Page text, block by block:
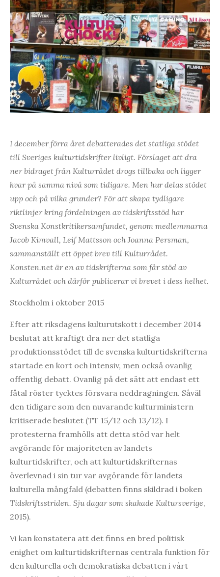
I december förra året debatterades det statliga stödet
till Sveriges kulturtidskrifter livligt. Förslaget att dra
ner bidraget från Kulturrådet drogs tillbaka och ligger
kvar på samma nivå som tidigare. Men hur delas stödet
upp och på vilka grunder? För att skapa tydligare
riktlinjer kring fördelningen av tidskriftsstöd har
Svenska Konstkritikersamfundet, genom medlemmarna
Jacob Kimvall, Leif Mattsson och Joanna Persman,
sammanställt ett öppet brev till Kulturrådet.
Konsten.net är en av tidskrifterna som får stöd av
Kulturrådet och därför publicerar vi brevet i dess helhet.
Stockholm i oktober 2015
Efter att riksdagens kulturutskott i december 2014
beslutat att kraftigt dra ner det statliga
produktionsstödet till de svenska kulturtidskrifterna
startade en kort och intensiv, men också ovanlig
offentlig debatt. Ovanlig på det sätt att endast ett
fåtal röster tycktes försvara neddragningen. Såväl
den tidigare som den nuvarande kulturministern
kritiserade beslutet (TT 15/12 och 13/12). I
protesterna framhölls att detta stöd var helt
avgörande för majoriteten av landets
kulturtidskrifter, och att kulturtidskrifternas
överlevnad i sin tur var avgörande för landets
kulturella mångfald (debatten finns skildrad i boken
Tidskriftsstriden. Sju dagar som skakade Kultursverige,
2015).
Vi kan konstatera att det finns en bred politisk
enighet om kulturtidskrifternas centrala funktion för
den kulturella och demokratiska debatten i vårt